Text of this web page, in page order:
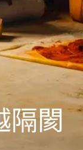
隔閡